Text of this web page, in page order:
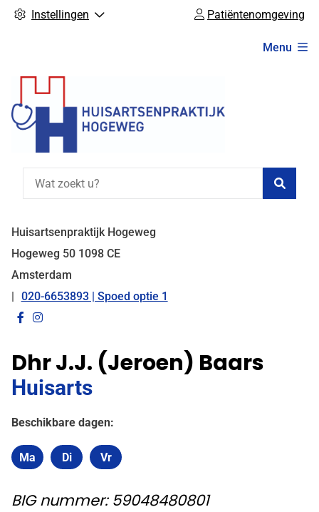
Instellingen Patiëntenomgeving
Menu
Huisartsenpraktijk Hogeweg
Hogeweg 50 1098 CE
Amsterdam
Tel:
020-6653893 | Spoed optie 1
Bezoek
facebook
pagina
Bezoek
Instagram
pagina
Dhr J.J. (Jeroen) Baars
Huisarts
Beschikbare dagen:
Maandag
Ma Dinsdag
Di Vrijdag
Vr
BIG nummer: 59048480801